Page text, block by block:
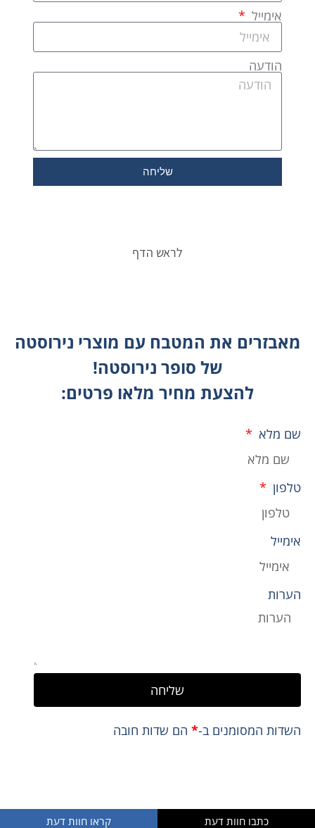
אימייל
הודעה
שליחה
לראש הדף
מאבזרים את המטבח עם מוצרי נירוסטה
של סופר נירוסטה!
להצעת מחיר מלאו פרטים:
שם מלא
טלפון
אימייל
הערות
שליחה
השדות המסומנים ב-* הם שדות חובה
כתבו חוות דעת קראו חוות דעת